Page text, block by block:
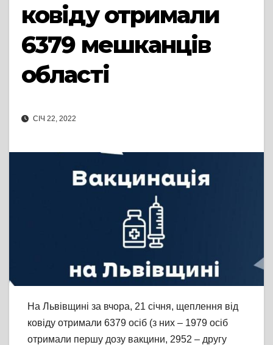
ковіду отримали
6379 мешканців
області
СІЧ 22, 2022
На Львівщині за вчора, 21 січня, щеплення від
ковіду отримали 6379 оcіб (з них – 1979 осіб
отримали першу дозу вакцини, 2952 – другу